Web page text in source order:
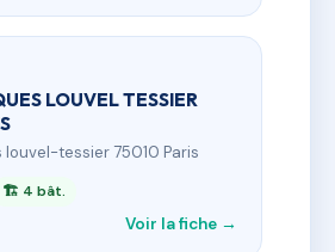
LOUVEL TESSIER
louvel-tessier 75010 Paris
🏗 4 bât.
Voir la fiche →